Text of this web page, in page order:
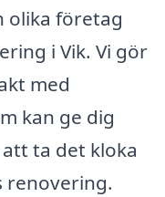
olika företag
i Vik. Vi gör
med
kan ge dig
ta det kloka
renovering.